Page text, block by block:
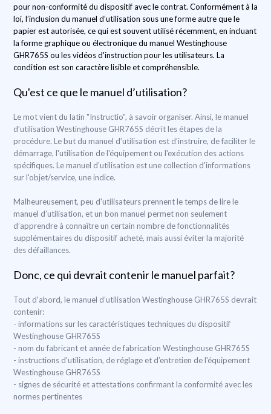
pour non-conformité du dispositif avec le contrat. Conformément à la
loi, l’inclusion du manuel d’utilisation sous une forme autre que le
papier est autorisée, ce qui est souvent utilisé récemment, en incluant
la forme graphique ou électronique du manuel Westinghouse
GHR765S ou les vidéos d'instruction pour les utilisateurs. La
condition est son caractère lisible et compréhensible.
Qu'est ce que le manuel d’utilisation?
Le mot vient du latin "Instructio", à savoir organiser. Ainsi, le manuel
d’utilisation Westinghouse GHR765S décrit les étapes de la
procédure. Le but du manuel d’utilisation est d’instruire, de faciliter le
démarrage, l'utilisation de l'équipement ou l'exécution des actions
spécifiques. Le manuel d’utilisation est une collection d'informations
sur l'objet/service, une indice.
Malheureusement, peu d'utilisateurs prennent le temps de lire le
manuel d’utilisation, et un bon manuel permet non seulement
d’apprendre à connaître un certain nombre de fonctionnalités
supplémentaires du dispositif acheté, mais aussi éviter la majorité
des défaillances.
Donc, ce qui devrait contenir le manuel parfait?
Tout d'abord, le manuel d’utilisation Westinghouse GHR765S devrait
contenir:
- informations sur les caractéristiques techniques du dispositif
Westinghouse GHR765S
- nom du fabricant et année de fabrication Westinghouse GHR765S
- instructions d'utilisation, de réglage et d’entretien de l'équipement
Westinghouse GHR765S
- signes de sécurité et attestations confirmant la conformité avec les
normes pertinentes